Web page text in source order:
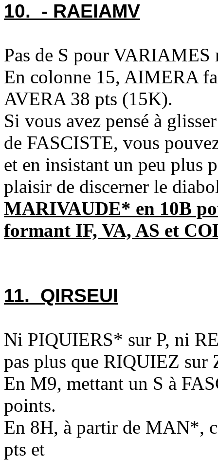
10. - RAEIAMV
Pas de S pour
En colonne 15, AIMERA
AVERA 38 pts (15K).
Si vous avez pensé à
de FASCISTE, vous
et en insistant un peu plus
plaisir de discerner le
MARIVAUDE* en 10B
formant IF, VA, AS et
11. QIRSEUI
Ni PIQUIERS* sur P, ni
pas plus que RIQUIEZ sur
En M9, mettant un S à
points.
En 8H, à partir de MAN*,
pts et